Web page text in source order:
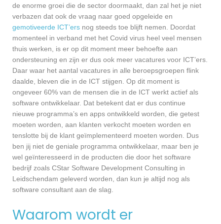
de enorme groei die de sector doormaakt, dan zal het je niet
verbazen dat ook de vraag naar goed opgeleide en
gemotiveerde ICT’ers nog steeds toe blijft nemen. Doordat
momenteel in verband met het Covid virus heel veel mensen
thuis werken, is er op dit moment meer behoefte aan
ondersteuning en zijn er dus ook meer vacatures voor ICT’ers.
Daar waar het aantal vacatures in alle beroepsgroepen flink
daalde, bleven die in de ICT stijgen. Op dit moment is
ongeveer 60% van de mensen die in de ICT werkt actief als
software ontwikkelaar. Dat betekent dat er dus continue
nieuwe programma’s en apps ontwikkeld worden, die getest
moeten worden, aan klanten verkocht moeten worden en
tenslotte bij de klant geïmplementeerd moeten worden. Dus
ben jij niet de geniale programma ontwikkelaar, maar ben je
wel geïnteresseerd in de producten die door het software
bedrijf zoals CStar Software Development Consulting in
Leidschendam geleverd worden, dan kun je altijd nog als
software consultant aan de slag.
Waarom wordt er